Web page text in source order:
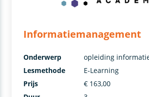
Informatiemanagement
Onderwerp
opleiding
Lesmethode
E-Learning
Prijs
€ 163,00